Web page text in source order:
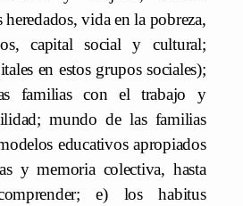
vida en la pobreza,
capital social y cultural;
en estos grupos sociales);
familias con el trabajo y
mundo de las familias
educativos apropiados
y memoria colectiva, hasta
e) los habitus